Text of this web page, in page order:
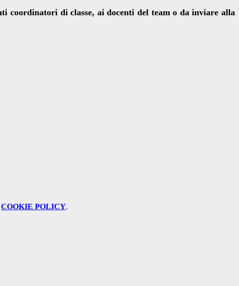
coordinatori di classe, ai docenti del team o da inviare alla
COOKIE POLICY.